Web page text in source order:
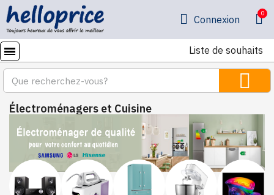
Connexion
Liste de souhaits
Électroménagers et Cuisine